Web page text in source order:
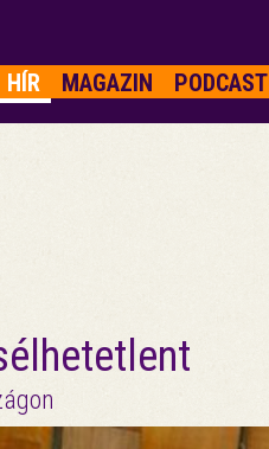
HÍR MAGAZIN PODCAST